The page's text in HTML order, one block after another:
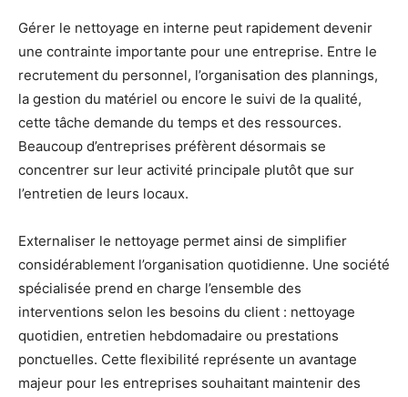
Gérer le nettoyage en interne peut rapidement devenir
une contrainte importante pour une entreprise. Entre le
recrutement du personnel, l’organisation des plannings,
la gestion du matériel ou encore le suivi de la qualité,
cette tâche demande du temps et des ressources.
Beaucoup d’entreprises préfèrent désormais se
concentrer sur leur activité principale plutôt que sur
l’entretien de leurs locaux.
Externaliser le nettoyage permet ainsi de simplifier
considérablement l’organisation quotidienne. Une société
spécialisée prend en charge l’ensemble des
interventions selon les besoins du client : nettoyage
quotidien, entretien hebdomadaire ou prestations
ponctuelles. Cette flexibilité représente un avantage
majeur pour les entreprises souhaitant maintenir des